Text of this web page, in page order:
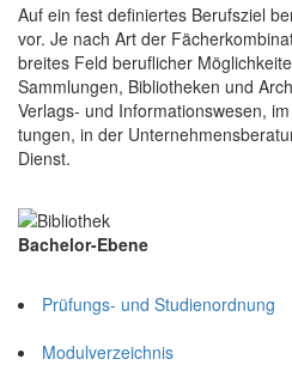
Auf ein fest definiertes Berufsziel
vor. Je nach Art der
breites Feld beruflicher
Sammlungen, Bibliotheken und
Verlags- und Informationswesen,
tungen, in der
Dienst.
Bachelor-Ebene
Prüfungs- und Studienordnung
Modulverzeichnis